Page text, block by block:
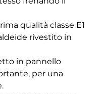
qualità classe E1
rivestito in
in pannello
per una